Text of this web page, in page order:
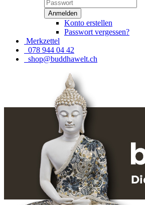
Konto erstellen
Passwort vergessen?
Merkzettel
078 944 04 42
shop@buddhawelt.ch